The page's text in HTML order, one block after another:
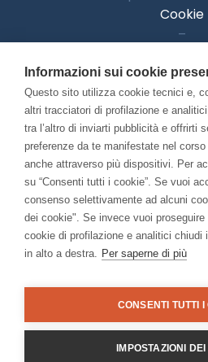
Cookie
–
–
Con il contributo di:
Bando “Musei di Impresa
Informazioni sui cookie
Questo sito utilizza cookie tecnici e,
altri tracciatori di profilazione e
tra l’altro di inviarti pubblicità e offrirti
preferenze da te manifestate nel
anche attraverso più dispositivi. Per
su “Consenti tutti i cookie”. Se vuoi
consenso selettivamente ad alcuni
dei cookie". Se invece vuoi
cookie di profilazione e analitici chiudi
in alto a destra. Per saperne di più
CONSENTI TUTTI I
IMPOSTAZIONI